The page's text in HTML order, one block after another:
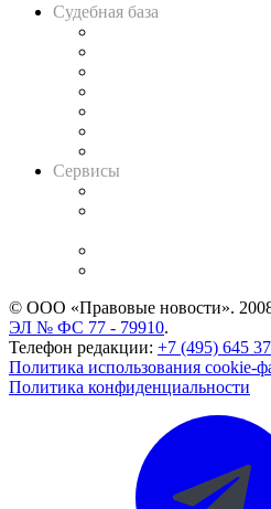
Судебная база
Сервисы
© ООО «Правовые новости».
ЭЛ № ФС 77 - 79910.
Телефон редакции: +7 (495) 645
Политика использования cookie-
Политика конфиденциальности